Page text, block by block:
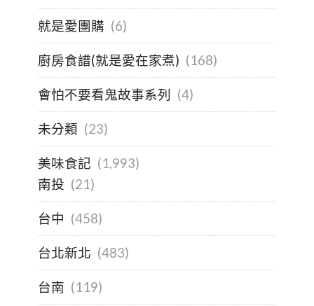
就是愛團購 (6)
廚房食譜(就是愛在家煮) (168)
會怕不要看鬼故事系列 (4)
未分類 (23)
美味食記 (1,993)
南投 (21)
台中 (458)
台北新北 (483)
台南 (119)